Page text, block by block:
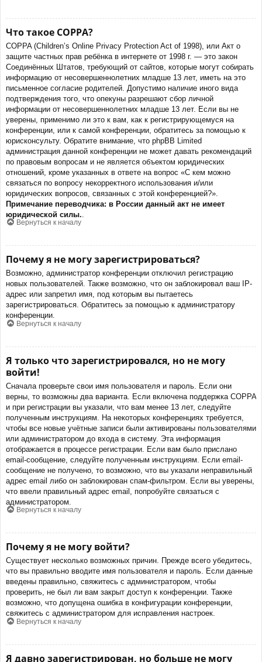
Что такое COPPA?
COPPA (Children’s Online Privacy Protection Act of 1998), или Акт о
защите частных прав ребёнка в интернете от 1998 г. — это закон
Соединённых Штатов, требующий от сайтов, которые могут собирать
информацию от несовершеннолетних младше 13 лет, иметь на это
письменное согласие родителей. Допустимо наличие иного вида
подтверждения того, что опекуны разрешают сбор личной
информации от несовершеннолетних младше 13 лет. Если вы не
уверены, применимо ли это к вам, как к регистрирующемуся на
конференции, или к самой конференции, обратитесь за помощью к
юрисконсульту. Обратите внимание, что phpBB Limited
администрация данной конференции не может давать рекомендаций
по правовым вопросам и не является объектом юридических
отношений, кроме указанных в ответе на вопрос «С кем можно
связаться по вопросу некорректного использования и/или
юридических вопросов, связанных с этой конференцией?».
Примечание переводчика: в России данный акт не имеет
юридической силы.
Вернуться к началу
Почему я не могу зарегистрироваться?
Возможно, администратор конференции отключил регистрацию
новых пользователей. Также возможно, что он заблокировал ваш IP-
адрес или запретил имя, под которым вы пытаетесь
зарегистрироваться. Обратитесь за помощью к администратору
конференции.
Вернуться к началу
Я только что зарегистрировался, но не могу
войти!
Сначала проверьте свои имя пользователя и пароль. Если они
верны, то возможны два варианта. Если включена поддержка COPPA
и при регистрации вы указали, что вам менее 13 лет, следуйте
полученным инструкциям. На некоторых конференциях требуется,
чтобы все новые учётные записи были активированы пользователями
или администратором до входа в систему. Эта информация
отображается в процессе регистрации. Если вам было прислано
email-сообщение, следуйте полученным инструкциям. Если email-
сообщение не получено, то возможно, что вы указали неправильный
адрес email либо он заблокирован спам-фильтром. Если вы уверены,
что ввели правильный адрес email, попробуйте связаться с
администратором.
Вернуться к началу
Почему я не могу войти?
Существует несколько возможных причин. Прежде всего убедитесь,
что вы правильно вводите имя пользователя и пароль. Если данные
введены правильно, свяжитесь с администратором, чтобы
проверить, не был ли вам закрыт доступ к конференции. Также
возможно, что допущена ошибка в конфигурации конференции,
свяжитесь с администратором для исправления настроек.
Вернуться к началу
Я давно зарегистрирован, но больше не могу